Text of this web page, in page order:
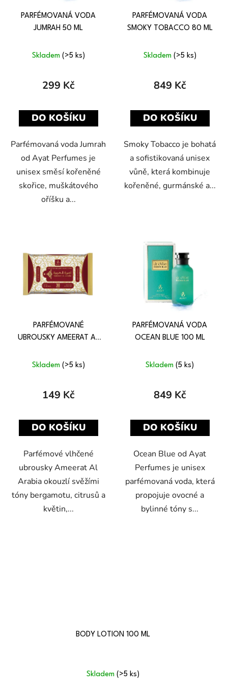
PARFÉMOVANÁ VODA
JUMRAH 50 ML
Skladem (>5 ks)
299 Kč
DO KOŠÍKU
Parfémovaná voda Jumrah
od Ayat Perfumes je
unisex směsí kořeněné
skořice, muškátového
oříšku a...
PARFÉMOVANÁ VODA
SMOKY TOBACCO 80 ML
Skladem (>5 ks)
849 Kč
DO KOŠÍKU
Smoky Tobacco je bohatá
a sofistikovaná unisex
vůně, která kombinuje
kořeněné, gurmánské a...
PARFÉMOVANÉ
UBROUSKY AMEERAT AL
Skladem (>5 ks)
149 Kč
DO KOŠÍKU
Parfémové vlhčené
ubrousky Ameerat Al
Arabia okouzlí svěžími
tóny bergamotu, citrusů a
květin,...
PARFÉMOVANÁ VODA
OCEAN BLUE 100 ML
Skladem (5 ks)
849 Kč
DO KOŠÍKU
Ocean Blue od Ayat
Perfumes je unisex
parfémovaná voda, která
propojuje ovocné a
bylinné tóny s...
BODY LOTION 100 ML
Skladem (>5 ks)